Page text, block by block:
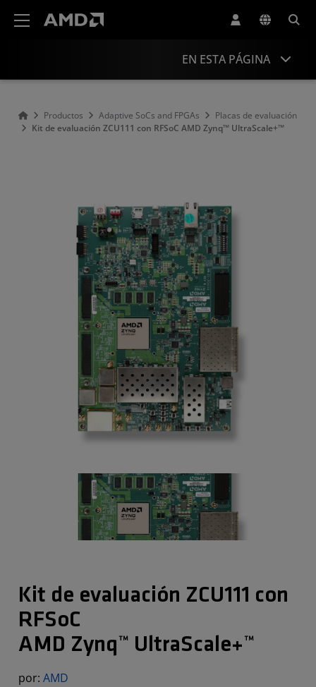
EN ESTA PÁGINA
Información del producto
Productos similares
Productos Adaptive SoCs and FPGAs
Placas de evaluación
Kit de evaluación ZCU111 con RFSoC AMD Zynq™ UltraScale+™
Kit de evaluación ZCU111 con
RFSoC
AMD Zynq™ UltraScale+™
por: AMD